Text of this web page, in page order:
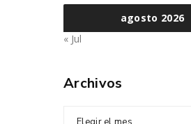
agosto 2026
« Jul
Archivos